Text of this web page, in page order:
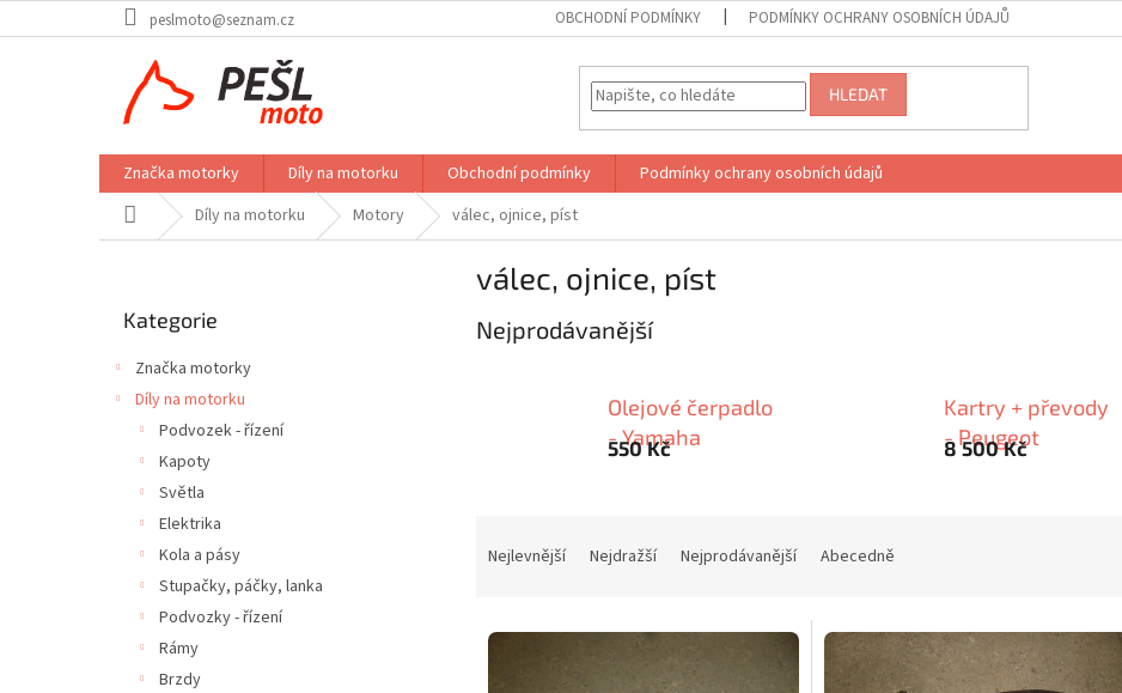
na
peslmoto@seznam.cz OBCHODNÍ PODMÍNKY PODMÍNKY OCHRANY OSOBNÍCH ÚDAJŮ
HLEDAT
Značka motorky Díly na motorku Obchodní podmínky
Podmínky ochrany osobních údajů
Domů Díly na motorku Motory válec, ojnice, píst
kategorie
Kategorie
Značka motorky
Díly na motorku
Podvozek - řízení
Kapoty
Světla
Elektrika
Kola a pásy
Stupačky, páčky, lanka
Podvozky - řízení
Rámy
Brzdy
válec, ojnice, píst
Nejprodávanější
Olejové čerpadlo
- Yamaha
550 Kč
Kartry + převody
- Peugeot
8 500 Kč
n
Nejlevnější Nejdražší Nejprodávanější Abecedně
V